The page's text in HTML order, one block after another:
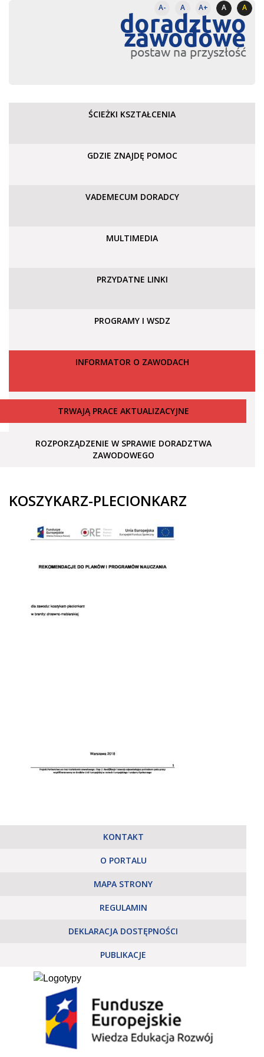
A- A A+ A A
doradztwo
zawodowe
postaw na przyszłość
ŚCIEŻKI KSZTAŁCENIA
GDZIE ZNAJDĘ POMOC
VADEMECUM DORADCY
MULTIMEDIA
PRZYDATNE LINKI
PROGRAMY I WSDZ
INFORMATOR O ZAWODACH
TRWAJĄ PRACE AKTUALIZACYJNE
ROZPORZĄDZENIE W SPRAWIE DORADZTWA
ZAWODOWEGO
KOSZYKARZ-PLECIONKARZ
KONTAKT
O PORTALU
MAPA STRONY
REGULAMIN
DEKLARACJA DOSTĘPNOŚCI
PUBLIKACJE